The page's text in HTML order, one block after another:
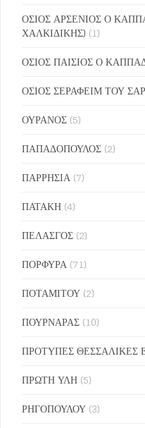
ΟΣΙΟΣ ΑΡΣΕΝΙΟΣ Ο
ΧΑΛΚΙΔΙΚΗΣ) (1)
ΟΣΙΟΣ ΠΑΙΣΙΟΣ Ο
ΟΣΙΟΣ ΣΕΡΑΦΕΙΜ ΤΟΥ
ΟΥΡΑΝΟΣ (5)
ΠΑΠΑΔΟΠΟΥΛΟΣ (2)
ΠΑΡΡΗΣΙΑ (7)
ΠΑΤΑΚΗ (4)
ΠΕΛΑΣΓΟΣ (2)
ΠΟΡΦΥΡΑ (71)
ΠΟΤΑΜΙΤΟΥ (2)
ΠΟΥΡΝΑΡΑΣ (10)
ΠΡΟΤΥΠΕΣ ΘΕΣΣΑΛΙΚΕΣ
ΠΡΩΤΗ ΥΛΗ (5)
ΡΗΓΟΠΟΥΛΟΥ (3)